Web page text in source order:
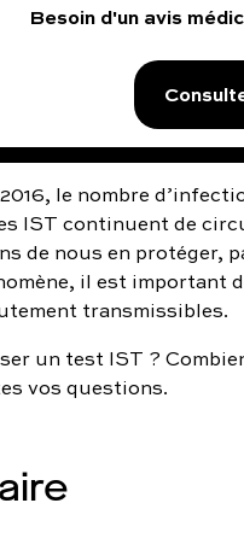
Besoin d'un avis
le nombre
IST continuent de
de nous en protéger,
il est important
transmissibles.
un test IST ?
vos questions.